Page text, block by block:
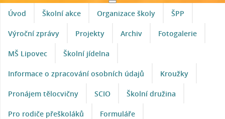
Úvod Školní akce Organizace školy ŠPP
Výroční zprávy Projekty Archiv Fotogalerie
MŠ Lipovec Školní jídelna
Informace o zpracování osobních údajů Kroužky
Pronájem tělocvičny SCIO Školní družina
Pro rodiče přeškoláků Formuláře